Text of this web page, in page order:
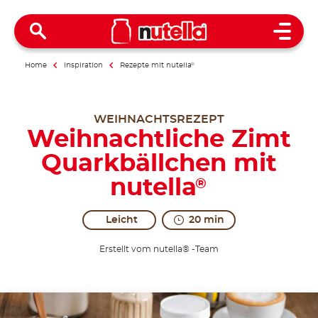
Open
Home Inspiration Rezepte mit nutella®
WEIHNACHTSREZEPT
Weihnachtliche Zimt
Quarkbällchen mit
nutella®
Leicht 20 min
Erstellt vom nutella® -Team